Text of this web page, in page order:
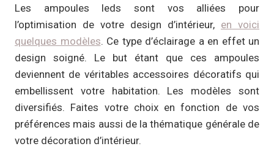
Les ampoules leds sont vos alliées pour
l’optimisation de votre design d’intérieur, en voici
quelques modèles. Ce type d’éclairage a en effet un
design soigné. Le but étant que ces ampoules
deviennent de véritables accessoires décoratifs qui
embellissent votre habitation. Les modèles sont
diversifiés. Faites votre choix en fonction de vos
préférences mais aussi de la thématique générale de
votre décoration d’intérieur.